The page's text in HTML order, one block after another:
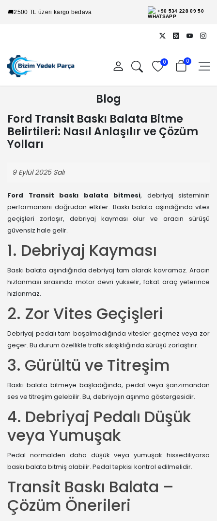
🚚2500 TL üzeri kargo bedava +90 534 228 09 50
0 0
Blog
Ford Transit Baskı Balata Bitme
Belirtileri: Nasıl Anlaşılır ve Çözüm
Yolları
9 Eylül 2025 Salı
Ford Transit baskı balata bitmesi, debriyaj sisteminin
performansını doğrudan etkiler. Baskı balata aşındığında vites
geçişleri zorlaşır, debriyaj kayması olur ve aracın sürüşü
güvensiz hale gelir.
1. Debriyaj Kayması
Baskı balata aşındığında debriyaj tam olarak kavramaz. Aracın
hızlanması sırasında motor devri yükselir, fakat araç yeterince
hızlanmaz.
2. Zor Vites Geçişleri
Debriyaj pedalı tam boşalmadığında vitesler geçmez veya zor
geçer. Bu durum özellikle trafik sıkışıklığında sürüşü zorlaştırır.
3. Gürültü ve Titreşim
Baskı balata bitmeye başladığında, pedal veya şanzımandan
ses ve titreşim gelebilir. Bu, debriyajın aşınma göstergesidir.
4. Debriyaj Pedalı Düşük
veya Yumuşak
Pedal normalden daha düşük veya yumuşak hissediliyorsa
baskı balata bitmiş olabilir. Pedal tepkisi kontrol edilmelidir.
Transit Baskı Balata –
Çözüm Önerileri